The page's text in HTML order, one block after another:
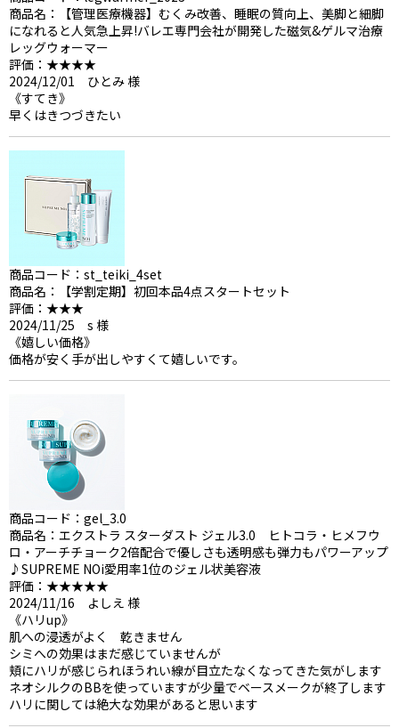
商品名：【管理医療機器】むくみ改善、睡眠の質向上、美脚と細脚
になれると人気急上昇!バレエ専門会社が開発した磁気&ゲルマ治療
レッグウォーマー
評価：★★★★
2024/12/01 ひとみ 様
《すてき》
早くはきつづきたい
商品コード：st_teiki_4set
商品名：【学割定期】初回本品4点スタートセット
評価：★★★
2024/11/25 s 様
《嬉しい価格》
価格が安く手が出しやすくて嬉しいです。
商品コード：gel_3.0
商品名：エクストラ スターダスト ジェル3.0 ヒトコラ・ヒメフウ
ロ・アーチチョーク2倍配合で優しさも透明感も弾力もパワーアップ
♪SUPREME NOi愛用率1位のジェル状美容液
評価：★★★★★
2024/11/16 よしえ 様
《ハリup》
肌への浸透がよく 乾きません
シミへの効果はまだ感じていませんが
頬にハリが感じられほうれい線が目立たなくなってきた気がします
ネオシルクのBBを使っていますが少量でベースメークが終了します
ハリに関しては絶大な効果があると思います